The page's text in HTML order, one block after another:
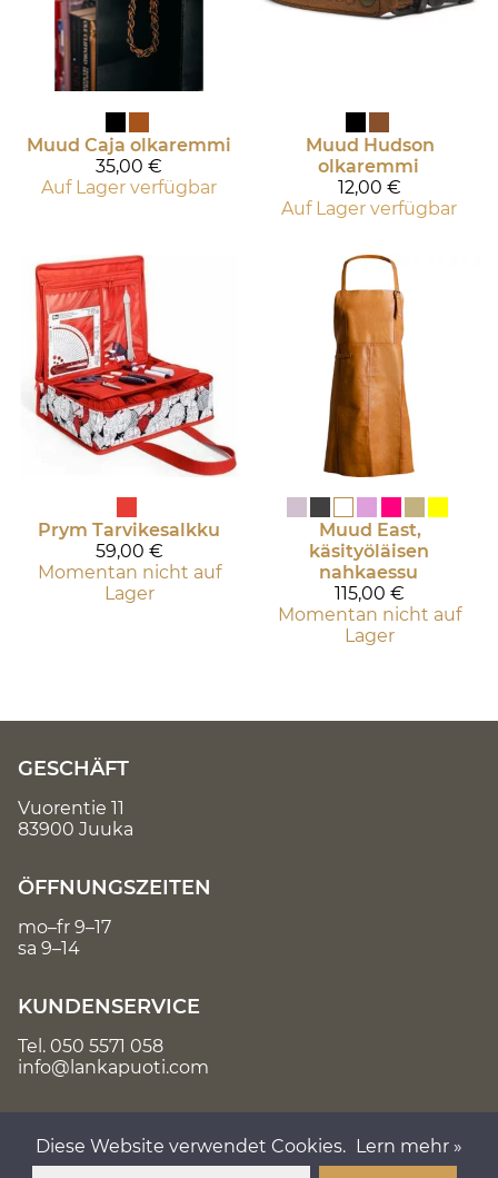
Muud Caja olkaremmi
35,00 €
Auf Lager verfügbar
Muud Hudson
olkaremmi
12,00 €
Auf Lager verfügbar
Prym Tarvikesalkku
59,00 €
Momentan nicht auf
Lager
Muud East,
käsityöläisen
nahkaessu
115,00 €
Momentan nicht auf
Lager
GESCHÄFT
Vuorentie 11
83900 Juuka
ÖFFNUNGSZEITEN
mo–fr 9–17
sa 9–14
KUNDENSERVICE
Tel. 050 5571 058
info@lankapuoti.com
Diese Website verwendet Cookies. Lern mehr »